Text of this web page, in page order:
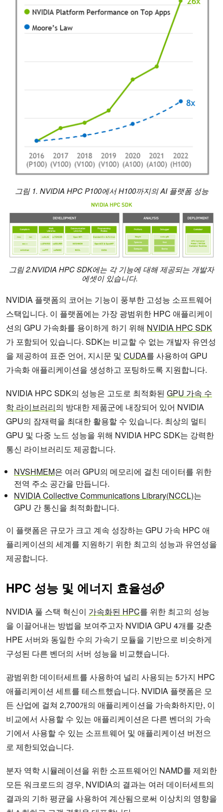
그림 1. NVIDIA HPC P100에서 H100까지의 AI 플랫폼 성능
그림 2.NVIDIA HPC SDK에는 각 기능에 대해 제공되는 개발자
에셋이 있습니다.
NVIDIA 플랫폼의 코어는 기능이 풍부한 고성능 소프트웨어
스택입니다. 이 플랫폼에는 가장 광범위한 HPC 애플리케이
션의 GPU 가속화를 용이하게 하기 위해 NVIDIA HPC SDK
가 포함되어 있습니다. SDK는 비교할 수 없는 개발자 유연성
을 제공하여 표준 언어, 지시문 및 CUDA를 사용하여 GPU
가속화 애플리케이션을 생성하고 포팅하도록 지원합니다.
NVIDIA HPC SDK의 성능은 고도로 최적화된 GPU 가속 수
학 라이브러리의 방대한 제품군에 내장되어 있어 NVIDIA
GPU의 잠재력을 최대한 활용할 수 있습니다. 최상의 멀티
GPU 및 다중 노드 성능을 위해 NVIDIA HPC SDK는 강력한
통신 라이브러리도 제공합니다.
NVSHMEM은 여러 GPU의 메모리에 걸친 데이터를 위한
전역 주소 공간을 만듭니다.
NVIDIA Collective Communications Library(NCCL)는
GPU 간 통신을 최적화합니다.
이 플랫폼은 규모가 크고 계속 성장하는 GPU 가속 HPC 애
플리케이션의 세계를 지원하기 위한 최고의 성능과 유연성을
제공합니다.
HPC 성능 및 에너지 효율성
NVIDIA 풀 스택 혁신이 가속화된 HPC를 위한 최고의 성능
을 이끌어내는 방법을 보여주고자 NVIDIA GPU 4개를 갖춘
HPE 서버와 동일한 수의 가속기 모듈을 기반으로 비슷하게
구성된 다른 벤더의 서버 성능을 비교했습니다.
광범위한 데이터세트를 사용하여 널리 사용되는 5가지 HPC
애플리케이션 세트를 테스트했습니다. NVIDIA 플랫폼은 모
든 산업에 걸쳐 2,700개의 애플리케이션을 가속화하지만, 이
비교에서 사용할 수 있는 애플리케이션은 다른 벤더의 가속
기에서 사용할 수 있는 소프트웨어 및 애플리케이션 버전으
로 제한되었습니다.
분자 역학 시뮬레이션을 위한 소프트웨어인 NAMD를 제외한
모든 워크로드의 경우, NVIDIA의 결과는 여러 데이터세트의
결과의 기하 평균을 사용하여 계산됨으로써 이상치의 영향을